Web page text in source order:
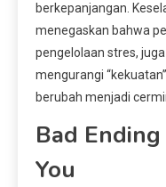
berkepanjangan.
menegaskan bahwa
pengelolaan stres,
mengurangi
berubah menjadi
Bad
You